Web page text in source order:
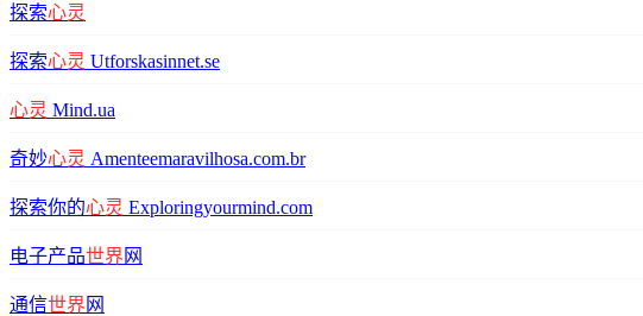
探索心灵
探索心灵 Utforskasinnet.se
心灵 Mind.ua
奇妙心灵 Amenteemaravilhosa.com.br
探索你的心灵 Exploringyourmind.com
电子产品世界 网
通信世界 网